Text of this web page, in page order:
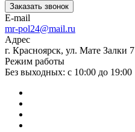
Заказать звонок
E-mail
mr-pol24@mail.ru
Адрес
г. Красноярск, ул. Мате Залки 7
Режим работы
Без выходных: с 10:00 до 19:00